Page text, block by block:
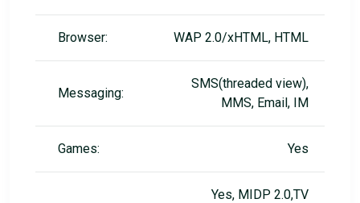
Browser: WAP 2.0/xHTML, HTML
Messaging:
SMS(threaded view),
MMS, Email, IM
Games: Yes
Yes, MIDP 2.0,TV